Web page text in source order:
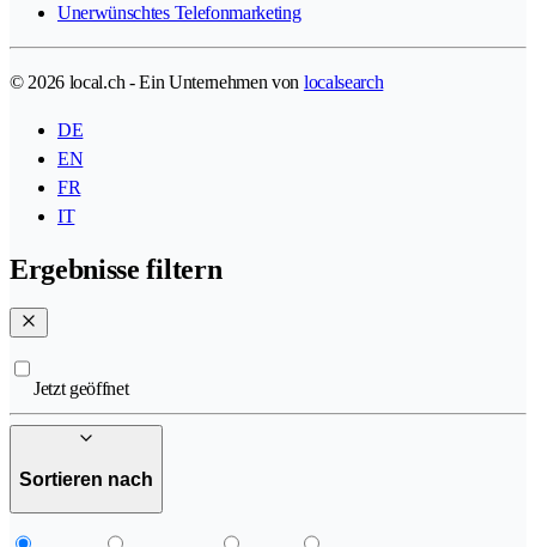
Unerwünschtes Telefonmarketing
© 2026 local.ch - Ein Unternehmen von localsearch
DE
EN
FR
IT
Ergebnisse filtern
Jetzt geöffnet
Sortieren nach